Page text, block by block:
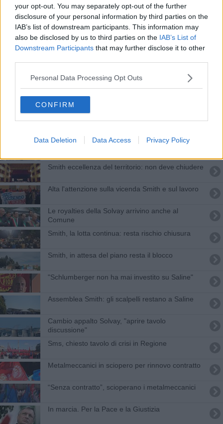
your opt-out. You may separately opt-out of the further
disclosure of your personal information by third parties on the
IAB’s list of downstream participants. This information may
also be disclosed by us to third parties on the IAB’s List of
Downstream Participants that may further disclose it to other
Personal Data Processing Opt Outs
CONFIRM
Data Deletion Data Access Privacy Policy
Smith, con 5 scalpelli al giorno la fabbrica resta
Smith: siglato l'accordo, ora tocca al Ministero
Poli industriali, arriva il ministro Calenda
Il futuro incerto dei lavoratori Isolfin
Cgil, verso la chiusura dei congressi
Eni, sciopero e presidio h24 dei lavoratori
Smith eccellenza del territorio: non deve chiudere
Alta l'attenzione sulla vicenda Smith e sul lavoro
Le royalties della Solvay arrivino anche al
Comune
Smith, la lotta continua: resta rischio chiusura
Smith, in attesa del piano resta il blocco
"Schlumberger non ha mai investito su Saline"
Assemblea Smith: gli scalpelli restano a Saline
Cambio appalto Solvay, "aprire tavolo
discussione"
Sms, chiesto tavolo di crisi in Regione
Metalmeccanici in sciopero per rinnovo contratto
“Senza contratto”, scioperano i metalmeccanici
In marcia. Per la Pace e la Giustizia